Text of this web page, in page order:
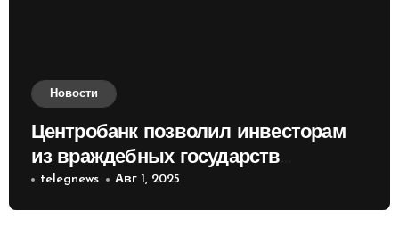
Новости
Центробанк позволил инвесторам
из враждебных государств
приобретать валюту
telegnews Авг 1, 2025